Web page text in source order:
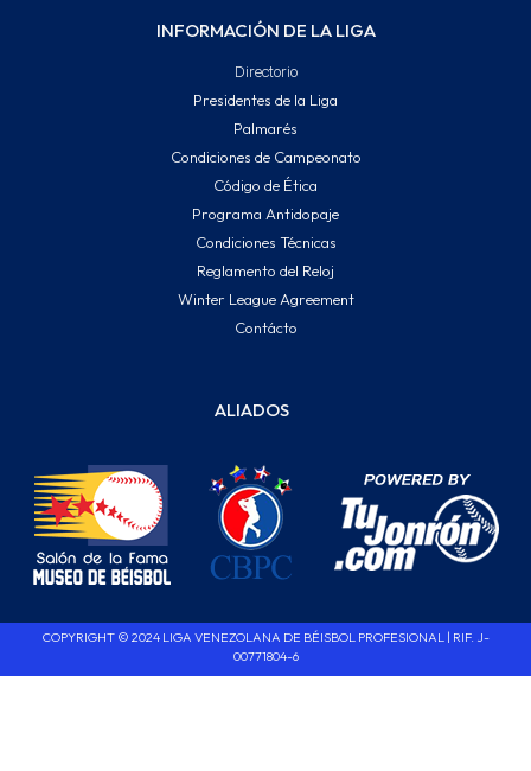
INFORMACIÓN DE LA LIGA
Directorio
Presidentes de la Liga
Palmarés
Condiciones de Campeonato
Código de Ética
Programa Antidopaje
Condiciones Técnicas
Reglamento del Reloj
Winter League Agreement
Contácto
ALIADOS
COPYRIGHT © 2024 LIGA VENEZOLANA DE BÉISBOL PROFESIONAL | RIF. J-
00771804-6